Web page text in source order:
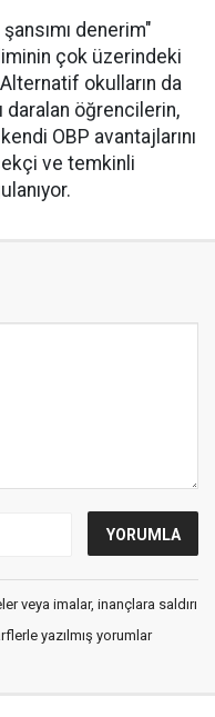
denerim"
çok üzerindeki
Alternatif okulların da
daralan öğrencilerin,
OBP avantajlarını
ve temkinli
veya imalar, inançlara saldırı
yazılmış yorumlar